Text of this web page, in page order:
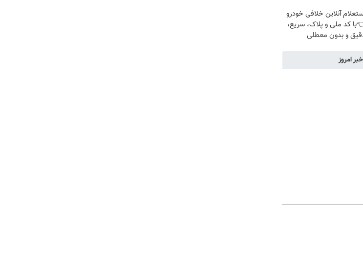
آنلاین خلافی خودرو
کد ملی و پلاک، سریع،
و بدون معطلی
امروز